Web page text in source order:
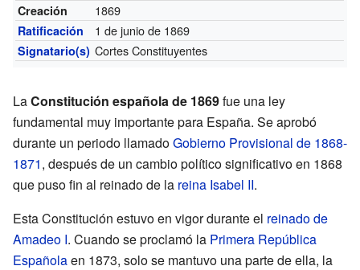
Creación 1869
Ratificación 1 de junio de 1869
Signatario(s) Cortes Constituyentes
LaConstitución española de 1869fue una ley
fundamental muy importante para España. Se aprobó
durante un periodo llamadoGobierno Provisional de 1868-
1871, después de un cambio político significativo en 1868
que puso fin al reinado de la reina Isabel II.
Esta Constitución estuvo en vigor durante el reinado de
Amadeo I. Cuando se proclamó la Primera República
Españolaen 1873, solo se mantuvo una parte de ella, la